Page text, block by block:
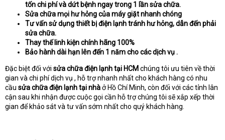
tốn chi phí và dứt bệnh ngay trong 1 lần sửa chữa.
Sửa chữa mọi hư hỏng của máy giặt nhanh chóng
Tư vấn sử dụng thiết bị điện lạnh tránh hư hỏng, dẫn đến phải
sửa chữa.
Thay thế linh kiện chính hãng 100%
Bảo hành dài hạn lên đến 1 năm cho các dịch vụ .
Đặc biệt đối với sửa chữa điện lạnh tại HCM chúng tôi ưu tiên về thời
gian và chi phí dịch vụ , hỗ trợ nhanh nhất cho khách hàng có nhu
cầu sửa chữa điện lạnh tại nhàở Hồ Chí Minh, còn đối với các tỉnh lân
cận sau khi nhận được cuộc gọi cần hỗ trợ chúng tôi sẽ xắp xếp thời
gian để khảo sát và tư vấn sớm nhất cho quý khách hàng.